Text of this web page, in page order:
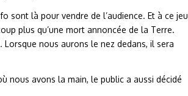
sont là pour vendre de l’audience. Et à ce
plus qu’une mort annoncée de la Terre.
nous aurons le nez dedans, il sera
nous avons la main, le public a aussi décidé